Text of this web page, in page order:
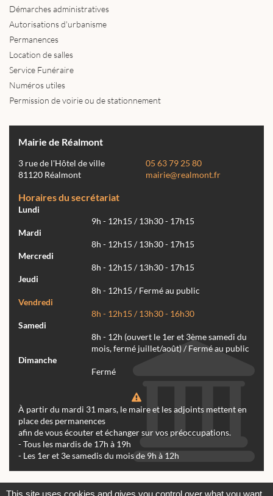
Démarches administratives
Autorisations d'urbanisme
Permanences
Location de salles
Service Funéraire
Numéros utiles
Permission de voirie ou de stationnement
Mairie de Réalmont
3 rue de l'Hôtel de ville
81120 Réalmont
05 63 79 25 80
mairie@realmont.fr
Horaires du secrétariat
Lundi
9h - 12h15 / 13h30 - 17h15
Mardi
8h - 12h15 / 13h30 - 17h15
Mercredi
8h - 12h15 / 13h30 - 17h15
Jeudi
8h - 12h15 / Fermé au public
Vendredi
8h - 12h15 / 13h30 - 16h30
Samedi
8h - 12h (ouvert le 1er et 3ème samedi du
mois, fermé juillet/août) / Fermé au public
Dimanche
Fermé
À partir du mardi 31 mars, le maire et les adjoints mettent en
place des permanences
afin de vous écouter et échanger sur vos préoccupations.
- Tous les mardis de 17h à 19h
- Les 1er et 3e samedis du mois de 9h à 12h
This site uses cookies and gives you control over what you want